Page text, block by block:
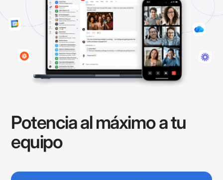
Potencia al máximo a tu
equipo